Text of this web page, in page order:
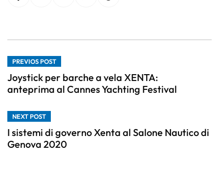
PREVIOS POST
Joystick per barche a vela XENTA:
anteprima al Cannes Yachting Festival
NEXT POST
I sistemi di governo Xenta al Salone Nautico di
Genova 2020